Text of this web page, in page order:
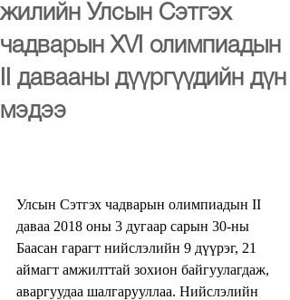
жилийн Улсын Cэтгэх
чадварын XVI олимпиадын
II давааны дүүргүүдийн дүн
мэдээ
Улсын Сэтгэх чадварын олимпиадын II
даваа 2018 оны 3 дугаар сарын 30-ны
Баасан гарагт нийслэлийн 9 дүүрэг, 21
аймагт амжилттай зохион байгуулагдаж,
аваргуудаа шалгарууллаа. Нийслэлийн